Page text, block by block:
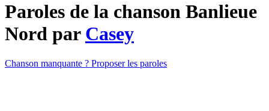
Paroles de la chanson Banlieue
Nord par Casey
Chanson manquante ? Proposer les paroles